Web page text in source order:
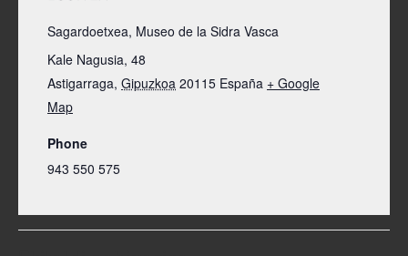
Sagardoetxea, Museo de la Sidra Vasca
Kale Nagusia, 48
Astigarraga, Gipuzkoa 20115 España + Google
Map
Phone
943 550 575